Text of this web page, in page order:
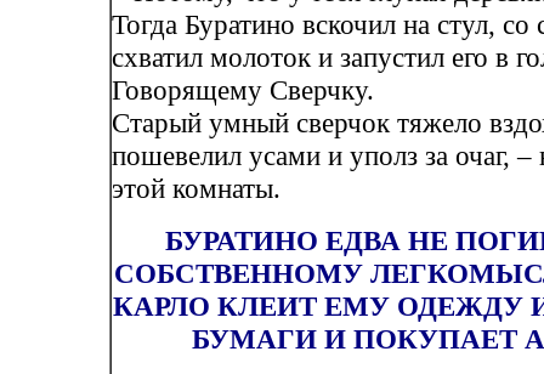
Тогда Буратино вскочил на стул, со
схватил молоток и запустил его в
Говорящему Сверчку.
Старый умный сверчок тяжело
пошевелил усами и уполз за очаг, –
этой комнаты.
БУРАТИНО ЕДВА НЕ
СОБСТВЕННОМУ
КАРЛО КЛЕИТ ЕМУ ОДЕЖДУ
БУМАГИ И ПОКУПАЕТ